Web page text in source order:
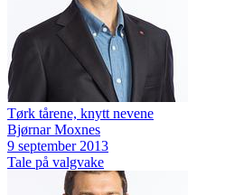
Tørk tårene, knytt nevene
Bjørnar Moxnes
9 september 2013
Tale på valgvake